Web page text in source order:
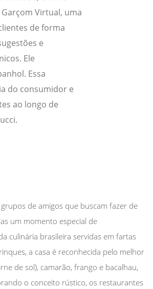
Virtual, uma
de forma
e
Ele
Essa
do consumidor e
ao longo de
de amigos que buscam fazer de
um momento especial de
culinária brasileira servidas em fartas
a casa é reconhecida pelo melhor
de sol), camarão, frango e bacalhau,
o conceito rústico, os restaurantes